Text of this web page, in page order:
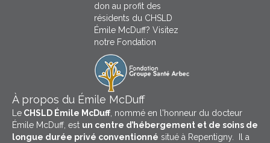
don au profit des
résidents du CHSLD
Émile McDuff? Visitez
notre Fondation
À propos du Émile McDuff
Le CHSLD Émile McDuff , nommé en l'honneur du docteur
Émile McDuff, est un centre d’hébergement et de soins de
longue durée privé conventionné situé à Repentigny. Il a